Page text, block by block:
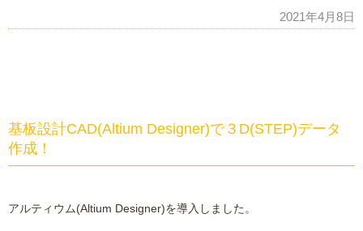
2021年4月8日
基板設計CAD(Altium Designer)で３D(STEP)データ
作成！
アルティウム(Altium Designer)を導入しました。